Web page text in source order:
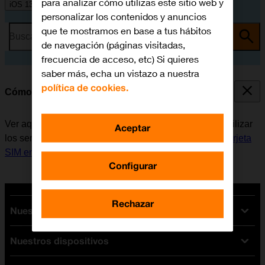
iOS 13.1
Busca por problema o tema
Cómo encender y apagar el móvil
Ver aquí cómo encender y apagar el móvil. Antes de utilizar
los servicios de la red móvil, es necesario
insertar la tarjeta
SIM en el móvil.
Nuestras tarifas
Tarifas Orange
Tarifas fibra y móvil
Nuestros dispositivos
personalizar los contenidos y anuncios
que te mostramos en base a tus hábitos
de navegación (páginas visitadas,
frecuencia de acceso, etc) Si quieres
saber más, echa un vistazo a nuestra
política de cookies.
Configurar
Rechazar
Aceptar